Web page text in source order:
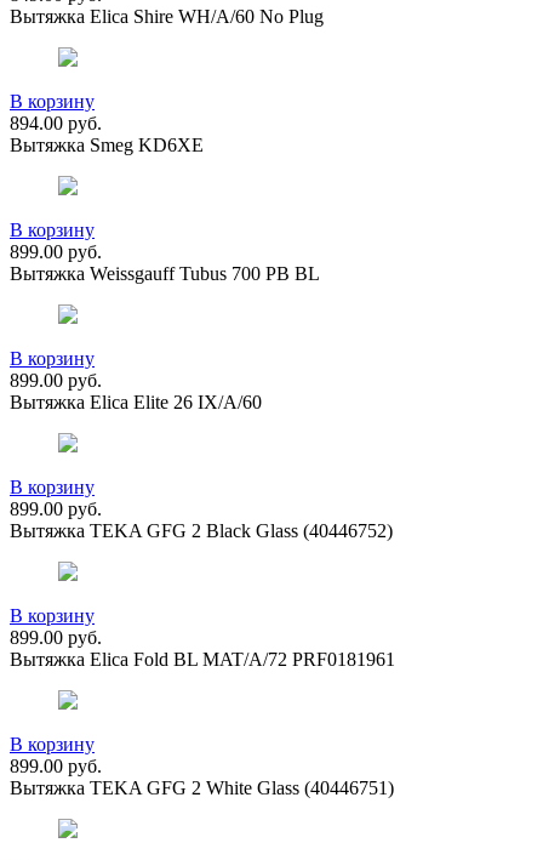
Вытяжка Elica Shire WH/A/60 No Plug
В корзину
894.00 руб.
Вытяжка Smeg KD6XE
В корзину
899.00 руб.
Вытяжка Weissgauff Tubus 700 PB BL
В корзину
899.00 руб.
Вытяжка Elica Elite 26 IX/A/60
В корзину
899.00 руб.
Вытяжка TEKA GFG 2 Black Glass (40446752)
В корзину
899.00 руб.
Вытяжка Elica Fold BL MAT/A/72 PRF0181961
В корзину
899.00 руб.
Вытяжка TEKA GFG 2 White Glass (40446751)